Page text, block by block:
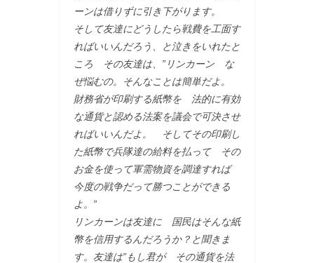
ーンは借りずに引き下がります。
そして友達にどうしたら戦費を工面す
ればいいんだろう、と泣きをいれたと
ころ その友達は、”リンカーン な
ぜ悩むの。そんなことは簡単だよ。
財務省が印刷する紙幣を 法的に有効
な通貨と認める法案を議会で可決させ
ればいいんだよ。 そしてその印刷し
た紙幣で兵隊達の給料を払って その
お金を使って軍需物資を調達すれば
今度の戦争だって勝つことができる
よ。”
リンカーンは友達に 国民はそんな紙
幣を信用するんだろうか？と聞きま
す。友達は”もし君が その通貨を法